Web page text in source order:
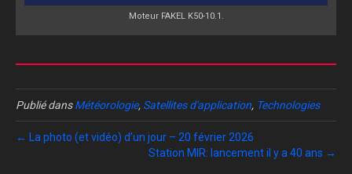
Moteur FAKEL K50-10.1.
Publié dansMétéorologie, Satellites d'application, Technologies
← La photo (et vidéo) d’un jour – 20 février 2026
Station MIR: lancement il y a 40 ans →